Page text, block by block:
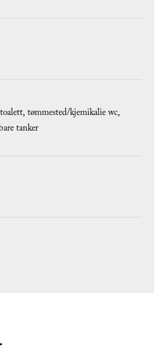
tømmested/kjemikalie wc
tanker